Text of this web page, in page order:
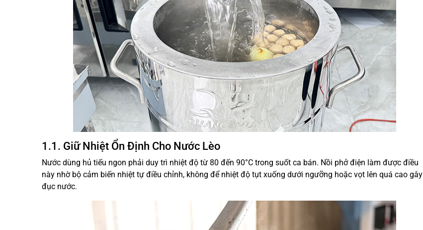
1.1. Giữ Nhiệt Ổn Định Cho Nước Lèo
Nước dùng hủ tiếu ngon phải duy trì nhiệt độ từ 80 đến 90°C trong suốt ca bán. Nồi phở điện làm được điều
này nhờ bộ cảm biến nhiệt tự điều chỉnh, không để nhiệt độ tụt xuống dưới ngưỡng hoặc vọt lên quá cao gây
đục nước.